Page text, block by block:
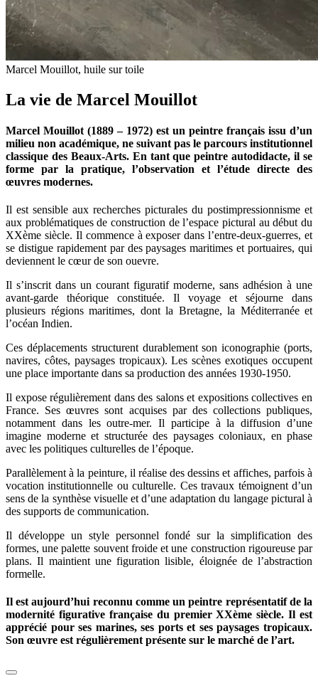
Marcel Mouillot, huile sur toile
La vie de Marcel Mouillot
Marcel Mouillot (1889 – 1972) est un peintre français issu d’un
milieu non académique, ne suivant pas le parcours institutionnel
classique des Beaux-Arts. En tant que peintre autodidacte, il se
forme par la pratique, l’observation et l’étude directe des
œuvres modernes.
Il est sensible aux recherches picturales du postimpressionnisme et
aux problématiques de construction de l’espace pictural au début du
XXème siècle. Il commence à exposer dans l’entre-deux-guerres, et
se distigue rapidement par des paysages maritimes et portuaires, qui
deviennent le cœur de son ouevre.
Il s’inscrit dans un courant figuratif moderne, sans adhésion à une
avant-garde théorique constituée. Il voyage et séjourne dans
plusieurs régions maritimes, dont la Bretagne, la Méditerranée et
l’océan Indien.
Ces déplacements structurent durablement son iconographie (ports,
navires, côtes, paysages tropicaux). Les scènes exotiques occupent
une place importante dans sa production des années 1930-1950.
Il expose régulièrement dans des salons et expositions collectives en
France. Ses œuvres sont acquises par des collections publiques,
notamment dans les outre-mer. Il participe à la diffusion d’une
imagine moderne et structurée des paysages coloniaux, en phase
avec les politiques culturelles de l’époque.
Parallèlement à la peinture, il réalise des dessins et affiches, parfois à
vocation institutionnelle ou culturelle. Ces travaux témoignent d’un
sens de la synthèse visuelle et d’une adaptation du langage pictural à
des supports de communication.
Il développe un style personnel fondé sur la simplification des
formes, une palette souvent froide et une construction rigoureuse par
plans. Il maintient une figuration lisible, éloignée de l’abstraction
formelle.
Il est aujourd’hui reconnu comme un peintre représentatif de la
modernité figurative française du premier XXème siècle. Il est
apprécié pour ses marines, ses ports et ses paysages tropicaux.
Son œuvre est régulièrement présente sur le marché de l’art.